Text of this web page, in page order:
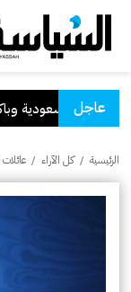
عاجلالسعودية
الرئيسية /كل الآراء /